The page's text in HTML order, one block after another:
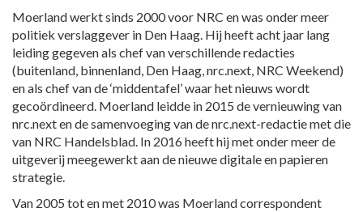
Moerland werkt sinds 2000 voor NRC en was onder meer
politiek verslaggever in Den Haag. Hij heeft acht jaar lang
leiding gegeven als chef van verschillende redacties
(buitenland, binnenland, Den Haag, nrc.next, NRC Weekend)
en als chef van de ‘middentafel’ waar het nieuws wordt
gecoördineerd. Moerland leidde in 2015 de vernieuwing van
nrc.next en de samenvoeging van de nrc.next-redactie met die
van NRC Handelsblad. In 2016 heeft hij met onder meer de
uitgeverij meegewerkt aan de nieuwe digitale en papieren
strategie.
Van 2005 tot en met 2010 was Moerland correspondent